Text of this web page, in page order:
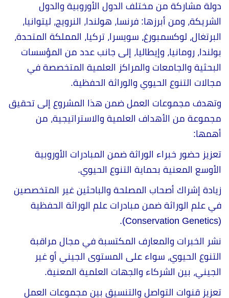
دولة مشاركة من مختلف الدول الأوروبية والدول
الشريكة، ومن أبرزها: فرنسا، هولندا، النرويج، ليتوانيا،
البرتغال، لوكسمبورغ، سويسرا، تركيا، المملكة المتحدة،
بولندا، رومانيا، وإيطاليا، إلى جانب عدد من المؤسسات
البحثية والجامعات والمراكز العلمية المتخصصة في
مجالات التنوع الحيوي والوراثة الحفظية.
وتهدف مجموعات العمل ضمن هذا المشروع إلى تحقيق
مجموعة من الأهداف العلمية والاستراتيجية، من
أهمها:
تعزيز حضور خبراء الوراثة ضمن المبادرات الأوروبية
الأوسع المعنية بحماية التنوع الحيوي.
زيادة إشراك أصحاب المصلحة والباحثين غير المتخصصين
في علم الوراثة ضمن مبادرات علم الوراثة الحفظية
(Conservation Genetics).
نشر الخبرات والمعارف المكتسبة في مجال مراقبة
التنوع الحيوي، سواء على المستوى الجيني أو غير
الجيني، بين الشركاء والجهات العلمية المعنية.
تعزيز قنوات التواصل والتنسيق بين مجموعات العمل